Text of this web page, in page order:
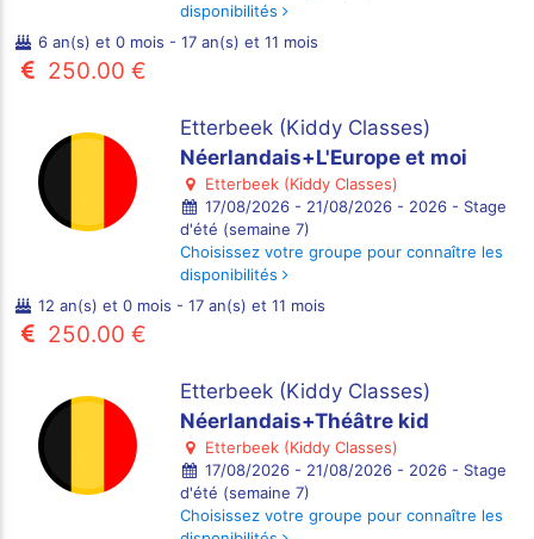
disponibilités
6 an(s) et 0 mois - 17 an(s) et 11 mois
250.00 €
Etterbeek (Kiddy Classes)
Néerlandais+L'Europe et moi
Etterbeek (Kiddy Classes)
17/08/2026 - 21/08/2026 - 2026 - Stage
d'été (semaine 7)
Choisissez votre groupe pour connaître les
disponibilités
12 an(s) et 0 mois - 17 an(s) et 11 mois
250.00 €
Etterbeek (Kiddy Classes)
Néerlandais+Théâtre kid
Etterbeek (Kiddy Classes)
17/08/2026 - 21/08/2026 - 2026 - Stage
d'été (semaine 7)
Choisissez votre groupe pour connaître les